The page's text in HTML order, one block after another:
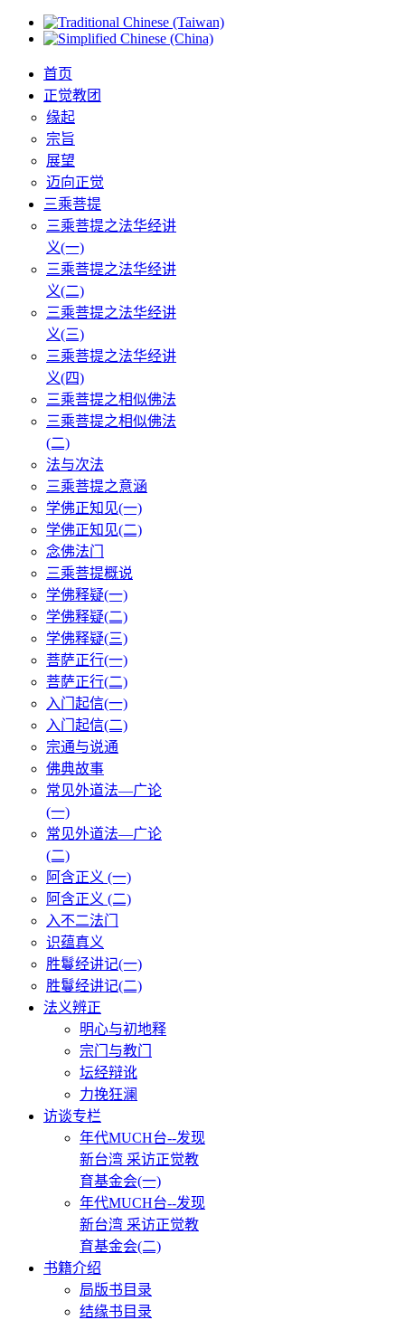
首页
正觉教团
缘起
宗旨
展望
迈向正觉
三乘菩提
三乘菩提之法华经讲
义(一)
三乘菩提之法华经讲
义(二)
三乘菩提之法华经讲
义(三)
三乘菩提之法华经讲
义(四)
三乘菩提之相似佛法
三乘菩提之相似佛法
(二)
法与次法
三乘菩提之意涵
学佛正知见(一)
学佛正知见(二)
念佛法门
三乘菩提概说
学佛释疑(一)
学佛释疑(二)
学佛释疑(三)
菩萨正行(一)
菩萨正行(二)
入门起信(一)
入门起信(二)
宗通与说通
佛典故事
常见外道法—广论
(一)
常见外道法—广论
(二)
阿含正义 (一)
阿含正义 (二)
入不二法门
识蕴真义
胜鬘经讲记(一)
胜鬘经讲记(二)
法义辨正
明心与初地释
宗门与教门
坛经辩讹
力挽狂澜
访谈专栏
年代MUCH台--发现
新台湾 采访正觉教
育基金会(一)
年代MUCH台--发现
新台湾 采访正觉教
育基金会(二)
书籍介绍
局版书目录
结缘书目录